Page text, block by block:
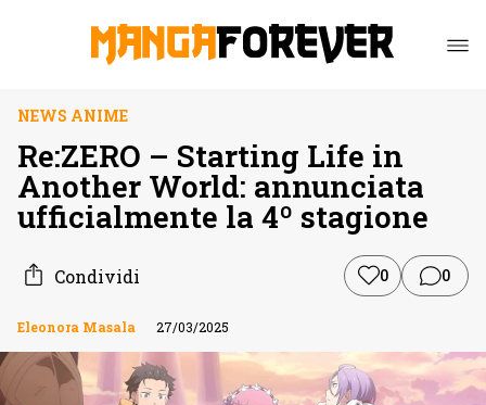
NEWS ANIME
Re:ZERO – Starting Life in
Another World: annunciata
ufficialmente la 4º stagione
Condividi 0 0
Eleonora Masala 27/03/2025